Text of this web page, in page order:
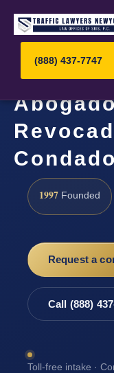
(888) 437-7747
1997 Founded
Request a
Call (888)
Toll-free intake ·